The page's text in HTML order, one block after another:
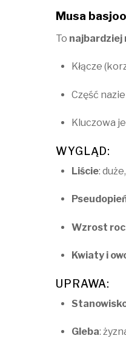
Musa
To najbardziej
Kłącze
Część
Kluczowa
WYGLĄD:
Liście:
Wzrost
Kwiaty i
UPRAWA:
Gleba: